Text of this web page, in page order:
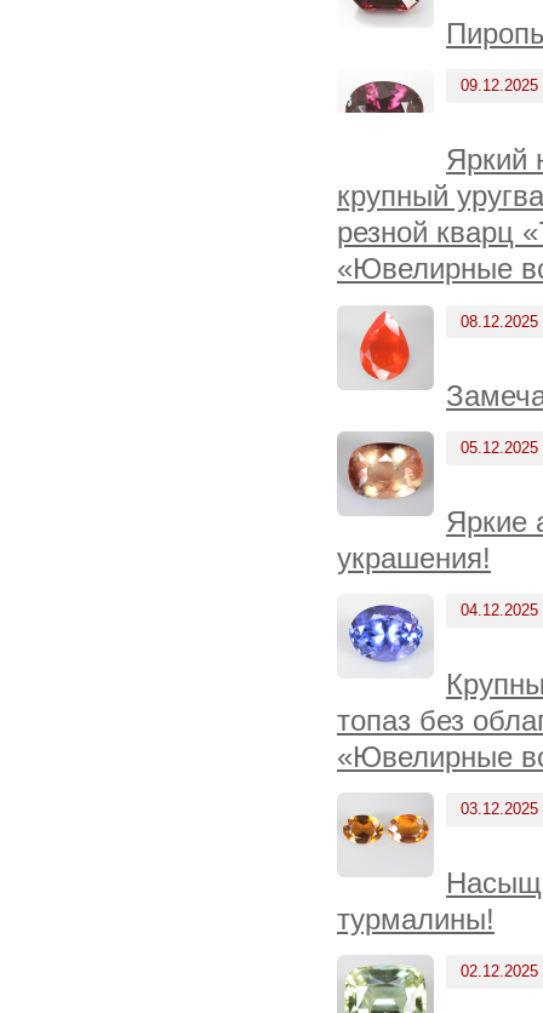
09.12.2025
Яркий
крупный
резной кварц
«Ювелирные
08.12.2025
05.12.2025
Яркие
украшения!
04.12.2025
топаз без
«Ювелирные
03.12.2025
турмалины!
02.12.2025